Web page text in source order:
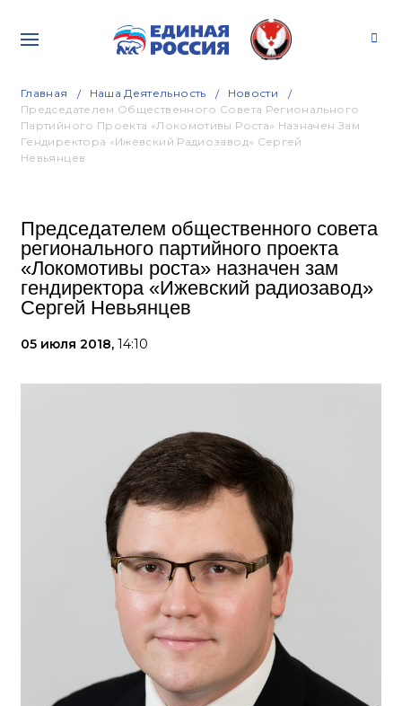
Главная Наша Деятельность
Новости
Председателем Общественного Совета Регионального
Партийного Проекта «Локомотивы Роста» Назначен Зам
Гендиректора «Ижевский Радиозавод» Сергей
Невьянцев
Председателем общественного совета
регионального партийного проекта
«Локомотивы роста» назначен зам
гендиректора «Ижевский радиозавод»
Сергей Невьянцев
05 июля 2018, 14:10